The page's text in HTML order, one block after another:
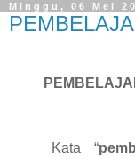
Minggu, 06 Mei
Kata “